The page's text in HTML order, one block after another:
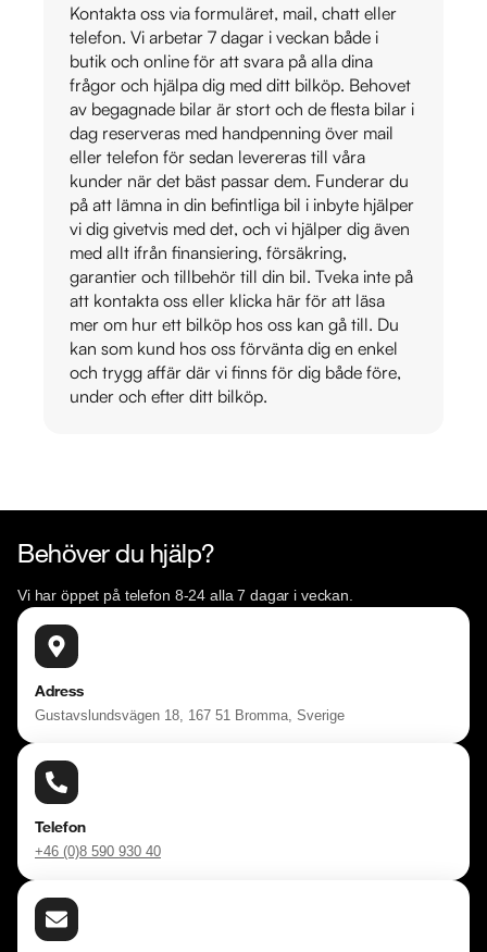
Kontakta oss via formuläret, mail, chatt eller
telefon. Vi arbetar 7 dagar i veckan både i
butik och online för att svara på alla dina
frågor och hjälpa dig med ditt bilköp. Behovet
av begagnade bilar är stort och de flesta bilar i
dag reserveras med handpenning över mail
eller telefon för sedan levereras till våra
kunder när det bäst passar dem. Funderar du
på att lämna in din befintliga bil i inbyte hjälper
vi dig givetvis med det, och vi hjälper dig även
med allt ifrån finansiering, försäkring,
garantier och tillbehör till din bil. Tveka inte på
att kontakta oss eller klicka här för att läsa
mer om hur ett bilköp hos oss kan gå till. Du
kan som kund hos oss förvänta dig en enkel
och trygg affär där vi finns för dig både före,
under och efter ditt bilköp.
Behöver du hjälp?
Vi har öppet på telefon 8-24 alla 7 dagar i veckan.
Adress
Gustavslundsvägen 18, 167 51 Bromma, Sverige
Telefon
+46 (0)8 590 930 40